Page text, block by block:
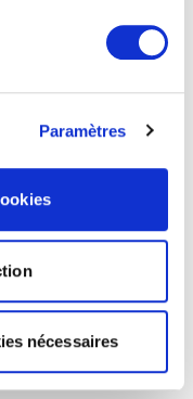
Paramètres
nécessaires